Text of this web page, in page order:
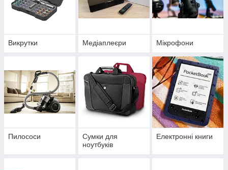
Викрутки Медіаплеєри Мікрофони
Пилососи
Сумки для
ноутбуків
Електронні книги